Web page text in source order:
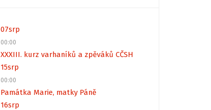
07srp
00:00
XXXIII. kurz varhaníků a zpěváků CČSH
15srp
00:00
Památka Marie, matky Páně
16srp